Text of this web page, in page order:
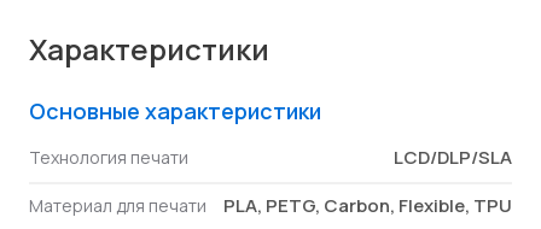
Характеристики
Основные характеристики
Технология печати LCD/DLP/SLA
Материал для печати PLA, PETG, Carbon, Flexible, TPU